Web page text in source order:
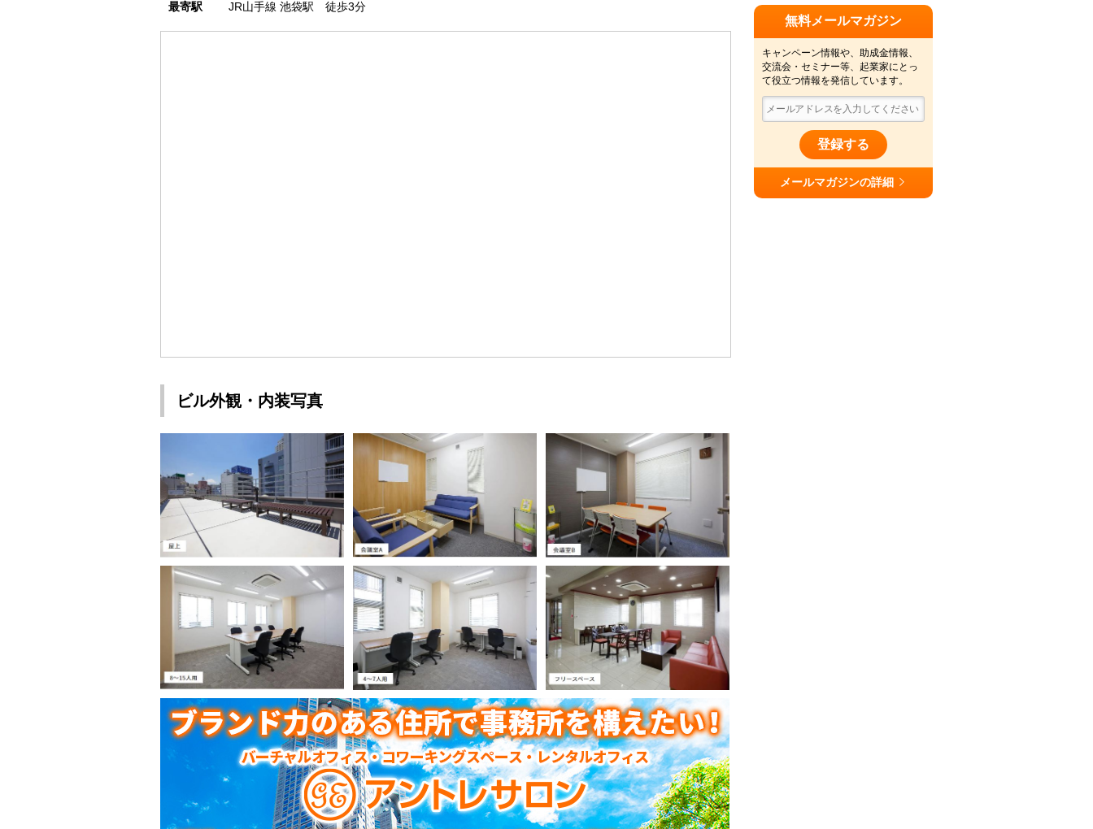
最寄駅 JR山手線 池袋駅 徒歩3分
ビル外観・内装写真
無料メールマガジン
キャンペーン情報や、助成金情報、
交流会・セミナー等、起業家にとっ
て役立つ情報を発信しています。
登録する
メールマガジンの詳細